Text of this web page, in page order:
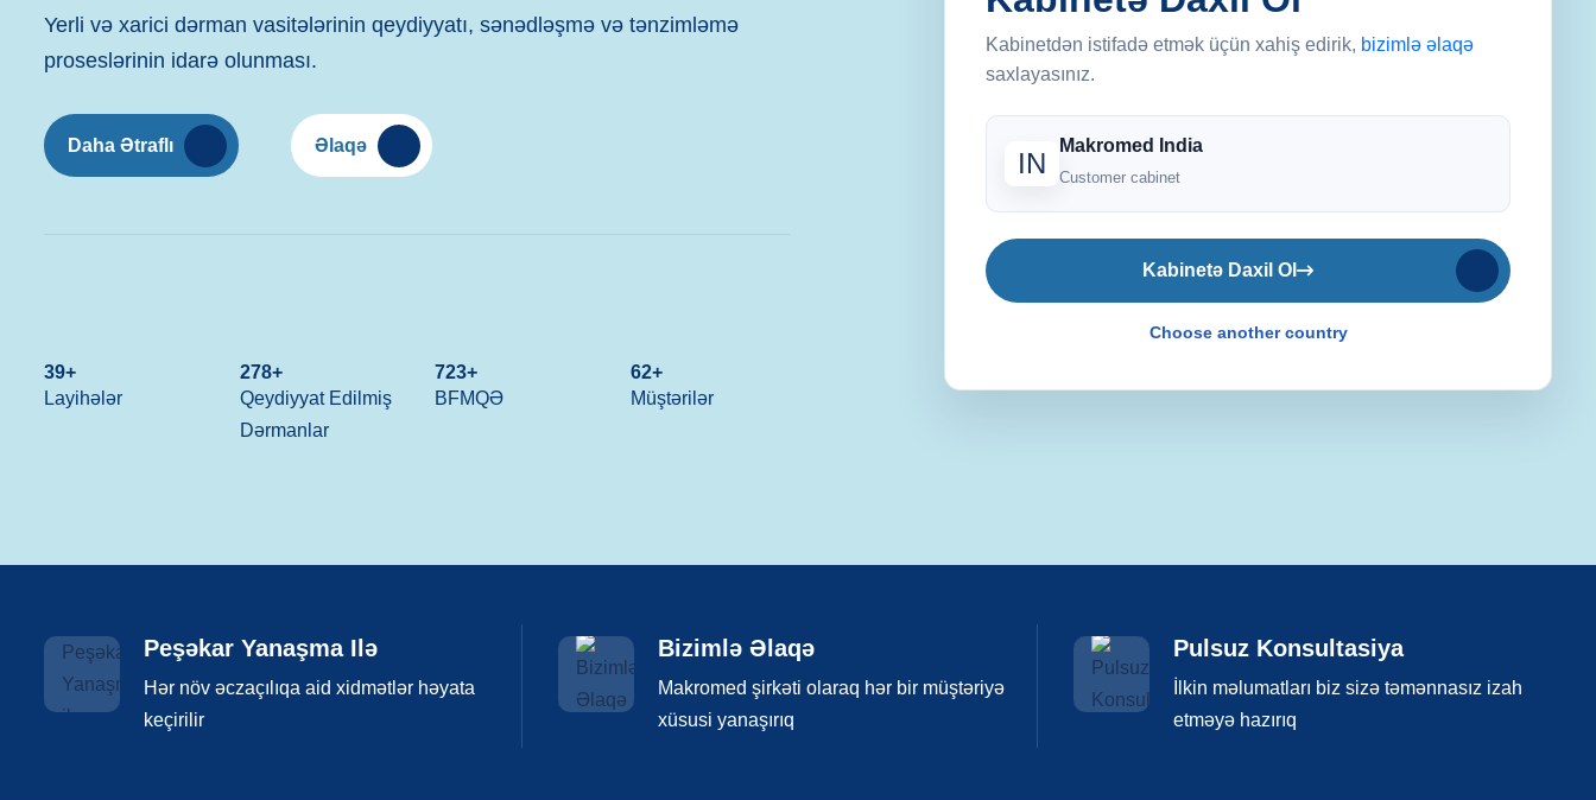
Qida əlavələrinin qeydiyyata alınması və bazara çıxarılması üçün normativ
tələblərə uyğun hüquqi və texniki dəstək göstəririk. Etiket və qablaşdırma
olmaqla bütün proseslərdə sizə yardım edirik.
ekspertiza və uyğunluq proseslərində peşəkar dəstək.
Əlaqə
39+
Layihələr
278+
Qeydiyyat Edilmiş
Dərmanlar
723+
BFMQƏ
62+
Müştərilər
Kabinetdən istifadə etmək üçün xahiş edirik, bizimlə əlaqə
saxlayasınız.
IN
Makromed India
Customer cabinet
KabinetəDaxil Ol
Choose another country
Peşəkar Yanaşma Ilə
Hər növ əczaçılıqa aid xidmətlər həyata
keçirilir
Bizimlə Əlaqə
Makromed şirkəti olaraq hər bir müştəriyə
xüsusi yanaşırıq
Pulsuz Konsultasiya
İlkin məlumatları biz sizə təmənnasız izah
etməyə hazırıq